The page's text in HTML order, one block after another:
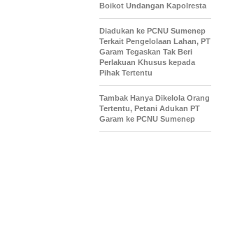
Boikot Undangan Kapolresta
Diadukan ke PCNU Sumenep
Terkait Pengelolaan Lahan, PT
Garam Tegaskan Tak Beri
Perlakuan Khusus kepada
Pihak Tertentu
Tambak Hanya Dikelola Orang
Tertentu, Petani Adukan PT
Garam ke PCNU Sumenep